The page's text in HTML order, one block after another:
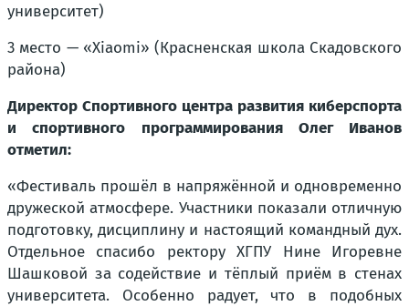
университет)
3 место — «Xiaomi» (Красненская школа Скадовского
района)
Директор Спортивного центра развития киберспорта
и спортивного программирования Олег Иванов
отметил:
«Фестиваль прошёл в напряжённой и одновременно
дружеской атмосфере. Участники показали отличную
подготовку, дисциплину и настоящий командный дух.
Отдельное спасибо ректору ХГПУ Нине Игоревне
Шашковой за содействие и тёплый приём в стенах
университета. Особенно радует, что в подобных